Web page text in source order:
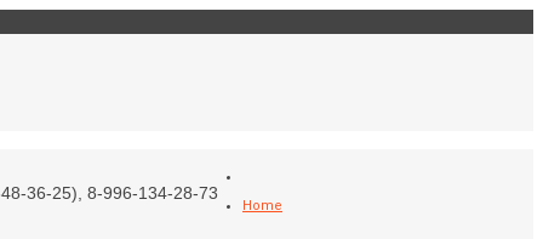
36-25), 8-996-134-28-73
Home